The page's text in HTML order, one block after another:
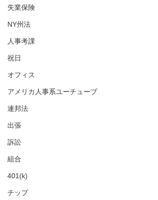
失業保険
NY州法
人事考課
祝日
オフィス
アメリカ人事系ユーチューブ
連邦法
出張
訴訟
組合
401(k)
チップ